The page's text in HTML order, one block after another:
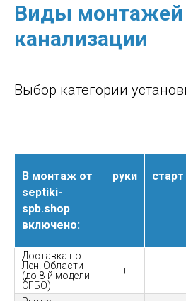
Виды монтажей
канализации
Выбор категории
В монтаж от
septiki-
spb.shop
включено:
руки старт
Доставка по
Лен. Области
(до 8-й модели
СГБО)
+ +